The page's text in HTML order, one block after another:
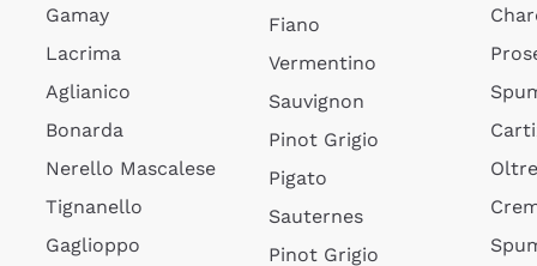
Gamay
Lacrima
Aglianico
Bonarda
Nerello Mascalese
Tignanello
Gaglioppo
Fiano
Vermentino
Sauvignon
Pinot Grigio
Pigato
Sauternes
Pinot Grigio